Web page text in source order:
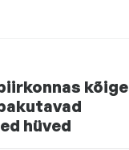
kõige
hüved